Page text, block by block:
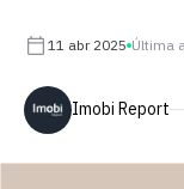
11 abr 2025 Última
Imobi Report